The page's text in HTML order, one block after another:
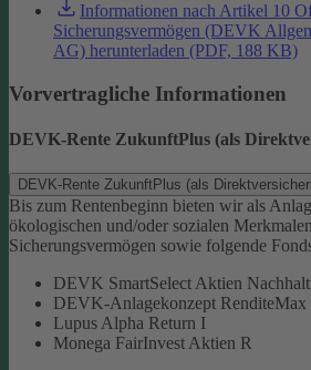
Informationen nach Artikel 10
Sicherungsvermögen (DEVK
AG) herunterladen (PDF, 188 KB)
Vorvertragliche Informationen
DEVK-Rente ZukunftPlus (als
DEVK-Rente ZukunftPlus (als
Bis zum Rentenbeginn bieten wir als
ökologischen und/oder sozialen
Sicherungsvermögen sowie folgende
DEVK SmartSelect Aktien
DEVK-Anlagekonzept RenditeMax
Lupus Alpha Return I
Monega FairInvest Aktien R